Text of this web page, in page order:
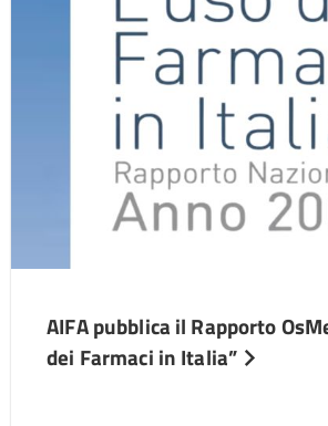
AIFA pubblica il Rapporto
dei Farmaci in Italia”